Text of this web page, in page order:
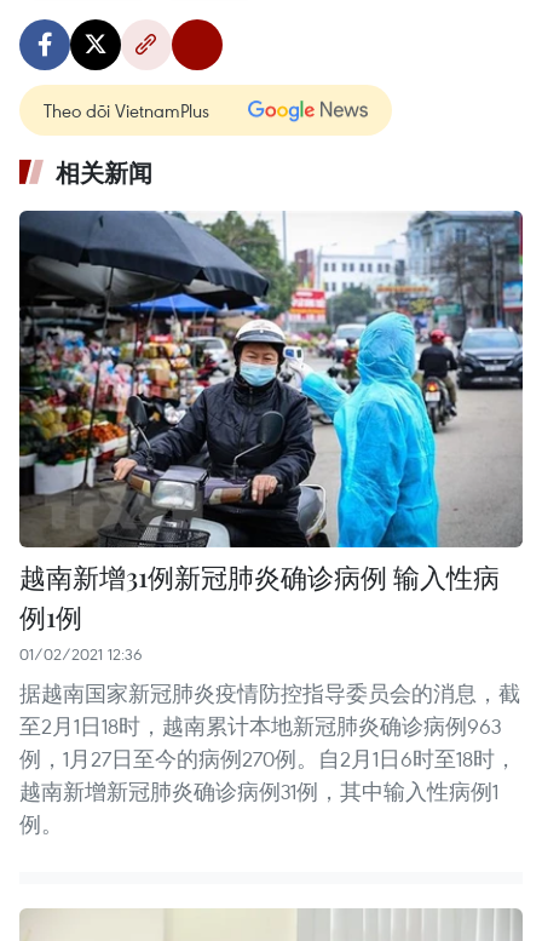
Theo dõi VietnamPlus
相关新闻
越南新增31例新冠肺炎确诊病例 输入性病
例1例
01/02/2021 12:36
据越南国家新冠肺炎疫情防控指导委员会的消息，截
至2月1日18时，越南累计本地新冠肺炎确诊病例963
例，1月27日至今的病例270例。自2月1日6时至18时，
越南新增新冠肺炎确诊病例31例，其中输入性病例1
例。